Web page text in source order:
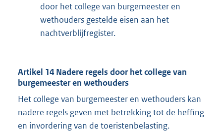
door het college van burgemeester en
wethouders gestelde eisen aan het
nachtverblijfregister.
Artikel 14 Nadere regels door het college van
burgemeester en wethouders
Het college van burgemeester en wethouders kan
nadere regels geven met betrekking tot de heffing
en invordering van de toeristenbelasting.